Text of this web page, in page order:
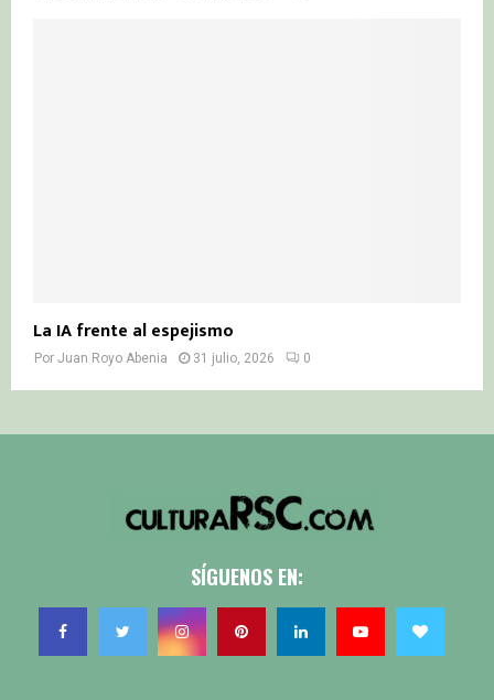
La IA frente al espejismo
Por Juan Royo Abenia 31 julio, 2026 0
SÍGUENOS EN: